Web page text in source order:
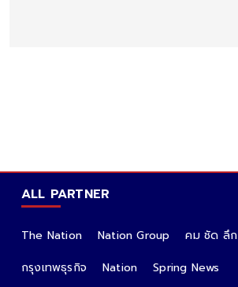
ALL PARTNER
The Nation Nation Group
คม ชัด ลึก
กรุงเทพธุรกิจ
Nation
Spring News